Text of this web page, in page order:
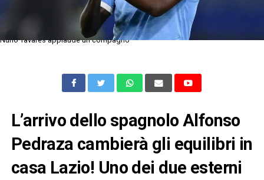
Nuno Tavares applaude un compagno
L’arrivo dello spagnolo Alfonso
Pedraza cambierà gli equilibri in
casa Lazio! Uno dei due esterni